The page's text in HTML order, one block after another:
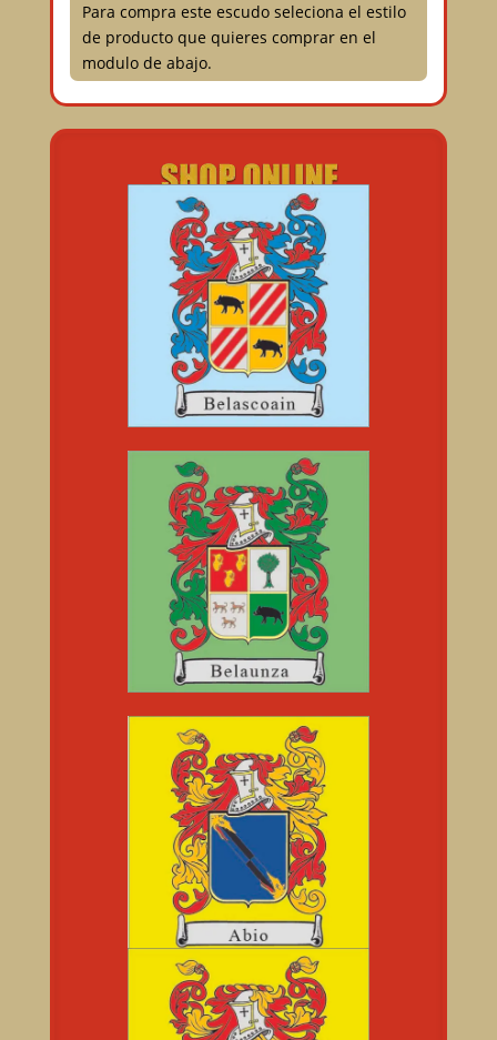
Para compra este escudo seleciona el estilo
de producto que quieres comprar en el
modulo de abajo.